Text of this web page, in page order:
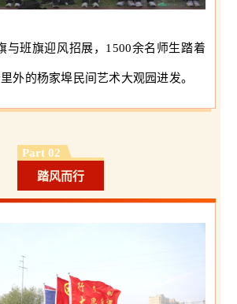
与班旗迎风招展，1500余名师生踏着
外的杨家埠民间艺术大观园进发。
Part 02
踏风而行